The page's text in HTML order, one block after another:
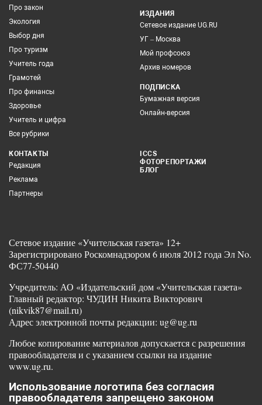
Про закон
Экология
Выбор дня
Про туризм
Учитель года
Грамотей
Про финансы
Здоровье
Учитель и цифра
Все рубрики
ИЗДАНИЯ
Сетевое издание UG.RU
УГ – Москва
Мой профсоюз
Архив номеров
ПОДПИСКА
Бумажная версия
Онлайн-версия
КОНТАКТЫ
Редакция
Реклама
Партнеры
ICCS
ФОТОРЕПОРТАЖИ
БЛОГ
Сетевое издание «Учительская газета» 12+
Зарегистрировано Роскомнадзором 6 июля 2012 года Эл No.
ФС77-50440
Учредитель: АО «Издательский дом «Учительская газета»
Главный редактор: ЧУДИН Никита Викторович
(nikvik87@mail.ru)
Адрес электронной почты редакции: ug@ug.ru
Любое копирование материалов допускается с разрешения
правообладателя и с указанием ссылки на издание
www.ug.ru.
Использование логотипа без согласия
правообладателя запрещено законом